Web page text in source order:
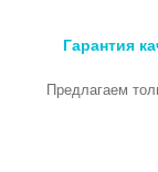
Гарантия
Предлагаем